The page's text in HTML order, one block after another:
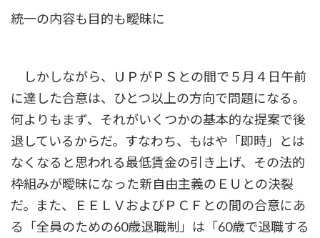
統一の内容も目的も曖昧に
しかしながら、ＵＰがＰＳとの間で５月４日午前
に達した合意は、ひとつ以上の方向で問題になる。
何よりもまず、それがいくつかの基本的な提案で後
退しているからだ。すなわち、もはや「即時」とは
なくなると思われる最低賃金の引き上げ、その法的
枠組みが曖昧になった新自由主義のＥＵとの決裂
だ。また、ＥＥＬＶおよびＰＣＦとの間の合意にあ
る「全員のための60歳退職制」は「60歳で退職する